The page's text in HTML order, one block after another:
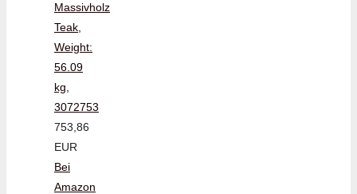
Massivholz
Teak,
Weight:
56.09
kg,
3072753
753,86
EUR
Bei
Amazon